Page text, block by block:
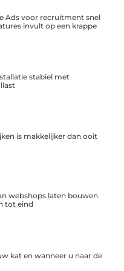
Ads voor recruitment snel
invult op een krappe
stabiel met
is makkelijker dan ooit
webshops laten bouwen
tot eind
kat en wanneer u naar de